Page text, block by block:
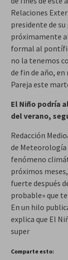
Relaciones
presidente de
próximamente
formal al
no la tenemos
de fin de año,
Pareja este
El Niño podría
del verano,
Redacción
de Meteorología
fenómeno
próximos
fuerte después
probable» que
En un hilo
explica que El
super
Comparte esto: